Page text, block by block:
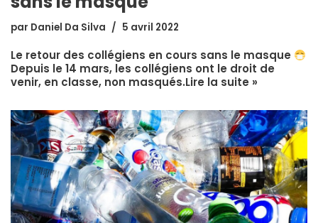
par Daniel Da Silva 5 avril 2022
Le retour des collégiens en cours sans le masque
Depuis le 14 mars, les collégiens ont le droit de
venir, en classe, non masqués.Lire la suite »